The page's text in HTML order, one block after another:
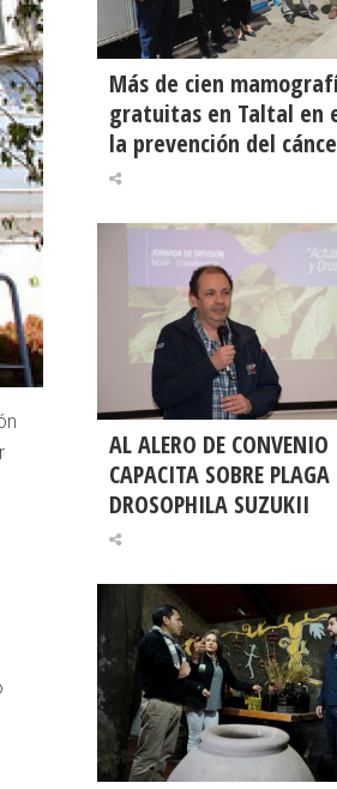
Más de cien
gratuitas en Taltal en
la prevención del
AL ALERO DE
CAPACITA SOBRE PLAGA
DROSOPHILA SUZUKII